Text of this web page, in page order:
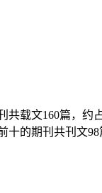
载文160篇，
的期刊共刊文